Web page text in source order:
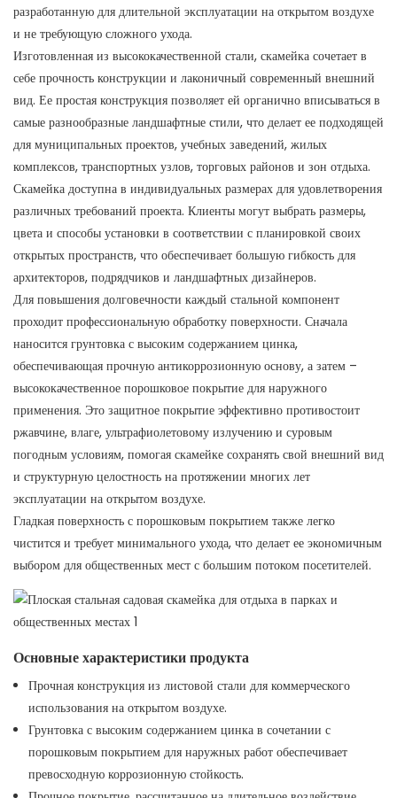
разработанную для длительной эксплуатации на открытом воздухе
и не требующую сложного ухода.
Изготовленная из высококачественной стали, скамейка сочетает в
себе прочность конструкции и лаконичный современный внешний
вид. Ее простая конструкция позволяет ей органично вписываться в
самые разнообразные ландшафтные стили, что делает ее подходящей
для муниципальных проектов, учебных заведений, жилых
комплексов, транспортных узлов, торговых районов и зон отдыха.
Скамейка доступна в индивидуальных размерах для удовлетворения
различных требований проекта. Клиенты могут выбрать размеры,
цвета и способы установки в соответствии с планировкой своих
открытых пространств, что обеспечивает большую гибкость для
архитекторов, подрядчиков и ландшафтных дизайнеров.
Для повышения долговечности каждый стальной компонент
проходит профессиональную обработку поверхности. Сначала
наносится грунтовка с высоким содержанием цинка,
обеспечивающая прочную антикоррозионную основу, а затем –
высококачественное порошковое покрытие для наружного
применения. Это защитное покрытие эффективно противостоит
ржавчине, влаге, ультрафиолетовому излучению и суровым
погодным условиям, помогая скамейке сохранять свой внешний вид
и структурную целостность на протяжении многих лет
эксплуатации на открытом воздухе.
Гладкая поверхность с порошковым покрытием также легко
чистится и требует минимального ухода, что делает ее экономичным
выбором для общественных мест с большим потоком посетителей.
Основные характеристики продукта
Прочная конструкция из листовой стали для коммерческого
использования на открытом воздухе.
Грунтовка с высоким содержанием цинка в сочетании с
порошковым покрытием для наружных работ обеспечивает
превосходную коррозионную стойкость.